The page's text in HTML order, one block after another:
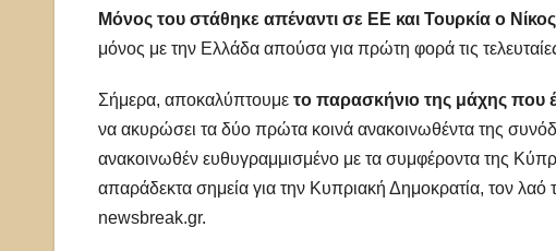
Μόνος του στάθηκε απέναντι σε ΕΕ και Τουρκία ο
μόνος με την Ελλάδα απούσα για πρώτη φορά τις τελευταίες
Σήμερα, αποκαλύπτουμε το παρασκήνιο της μάχης που
να ακυρώσει τα δύο πρώτα κοινά ανακοινωθέντα της
ανακοινωθέν ευθυγραμμισμένο με τα συμφέροντα της
απαράδεκτα σημεία για την Κυπριακή Δημοκρατία, τον
newsbreak.gr.